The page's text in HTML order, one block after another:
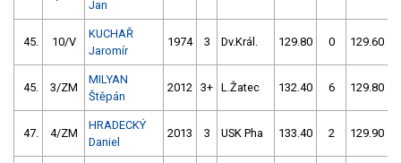
Jan
45. 10/V
KUCHAŘ
Jaromír
1974 3 Dv.Král. 129.80 0 129.60
45. 3/ZM
MILYAN
Štěpán
2012 3+ L.Žatec 132.40 6 129.80
47. 4/ZM
HRADECKÝ
Daniel
2013 3 USK Pha 133.40 2 129.90